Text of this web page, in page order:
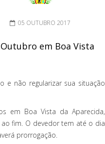
05 OUTUBRO 2017
em Boa Vista
e não regularizar sua situação
em Boa Vista da Aparecida,
fim. O devedor tem até o dia
prorrogação.